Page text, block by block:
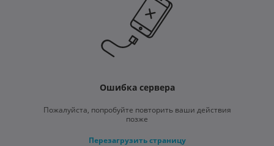
Ошибка сервера
Пожалуйста, попробуйте повторить ваши действия
позже
Перезагрузить страницу